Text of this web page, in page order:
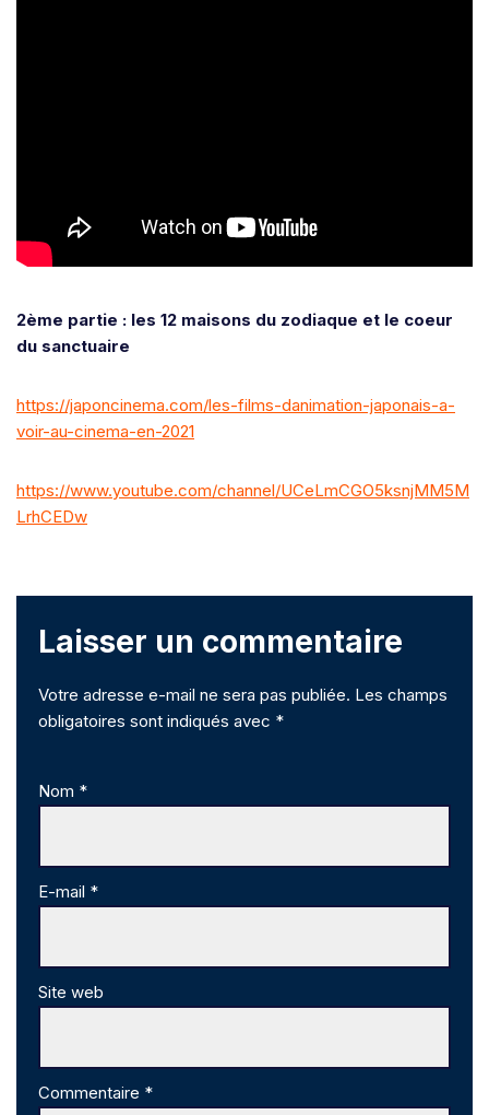
2ème partie : les 12 maisons du zodiaque et le coeur
du sanctuaire
https://japoncinema.com/les-films-danimation-japonais-a-
voir-au-cinema-en-2021
https://www.youtube.com/channel/UCeLmCGO5ksnjMM5M
LrhCEDw
Laisser un commentaire
Votre adresse e-mail ne sera pas publiée. Les champs
obligatoires sont indiqués avec *
Nom *
E-mail *
Site web
Commentaire *